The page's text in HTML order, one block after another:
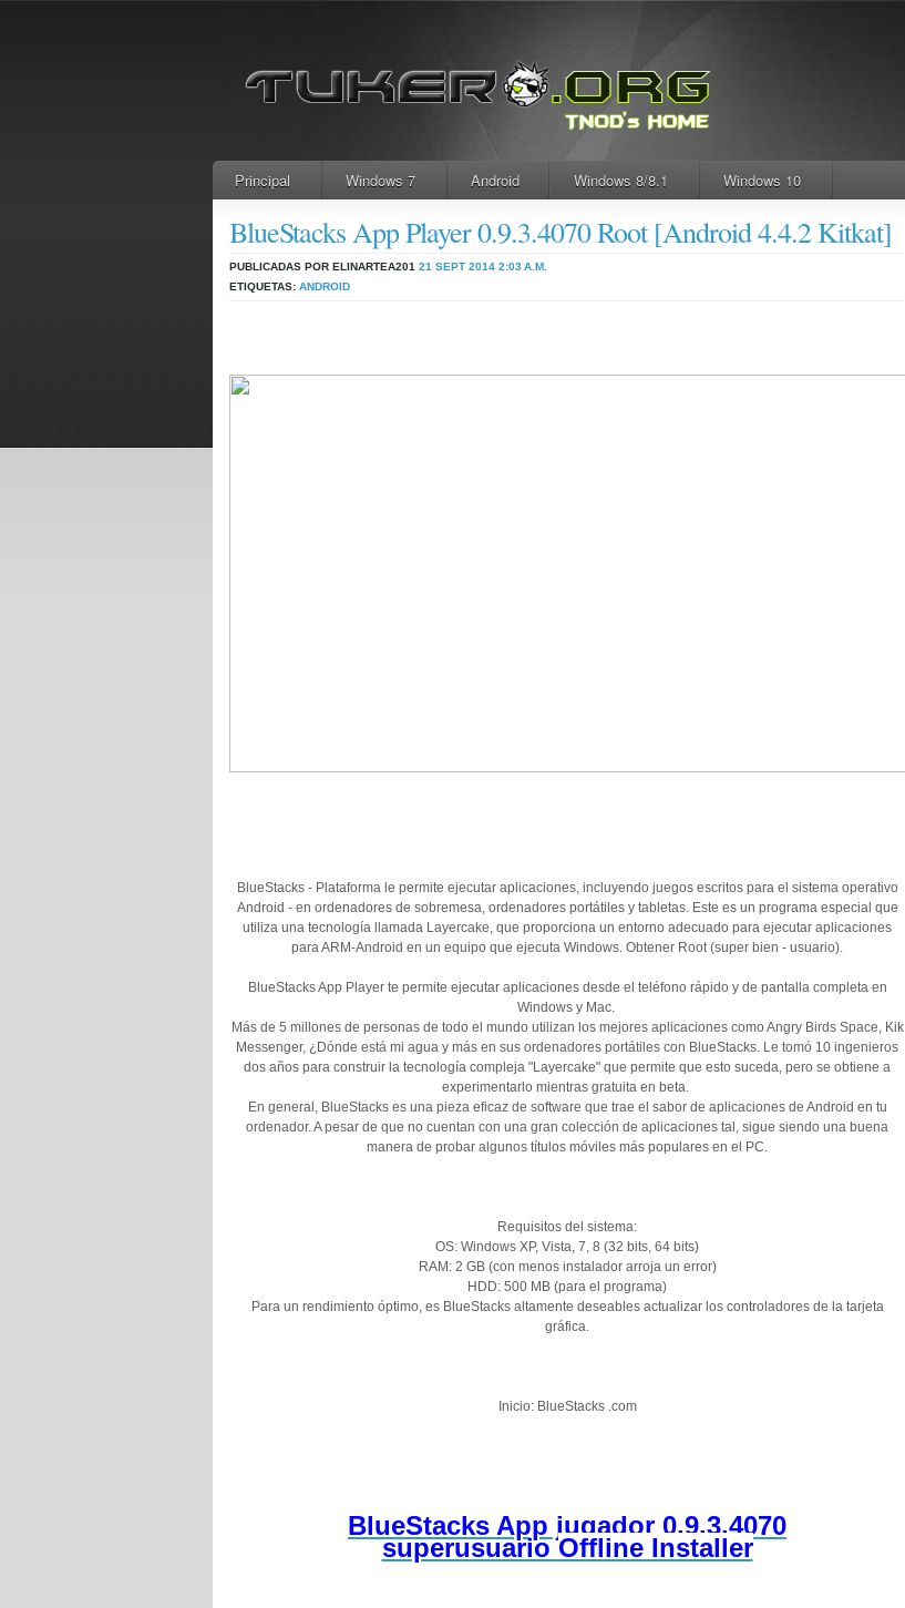
Principal Windows 7 Android Windows 8/8.1 Windows 10
BlueStacks App Player 0.9.3.4070 Root [Android 4.4.2 Kitkat]
PUBLICADAS POR ELINARTEA201 21 SEPT 2014 2:03 A.M.
ETIQUETAS: ANDROID
BlueStacks - Plataforma le permite ejecutar aplicaciones, incluyendo juegos escritos para el sistema operativo
Android - en ordenadores de sobremesa, ordenadores portátiles y tabletas. Este es un programa especial que
utiliza una tecnología llamada Layercake, que proporciona un entorno adecuado para ejecutar aplicaciones
para ARM-Android en un equipo que ejecuta Windows. Obtener Root (super bien - usuario).
BlueStacks App Player te permite ejecutar aplicaciones desde el teléfono rápido y de pantalla completa en
Windows y Mac.
Más de 5 millones de personas de todo el mundo utilizan los mejores aplicaciones como Angry Birds Space, Kik
Messenger, ¿Dónde está mi agua y más en sus ordenadores portátiles con BlueStacks. Le tomó 10 ingenieros
dos años para construir la tecnología compleja "Layercake" que permite que esto suceda, pero se obtiene a
experimentarlo mientras gratuita en beta.
En general, BlueStacks es una pieza eficaz de software que trae el sabor de aplicaciones de Android en tu
ordenador. A pesar de que no cuentan con una gran colección de aplicaciones tal, sigue siendo una buena
manera de probar algunos títulos móviles más populares en el PC.
Requisitos del sistema:
OS: Windows XP, Vista, 7, 8 (32 bits, 64 bits)
RAM: 2 GB (con menos instalador arroja un error)
HDD: 500 MB (para el programa)
Para un rendimiento óptimo, es BlueStacks altamente deseables actualizar los controladores de la tarjeta
gráfica.
Inicio: BlueStacks .com
BlueStacks App jugador 0.9.3.4070
superusuarioOffline Installer